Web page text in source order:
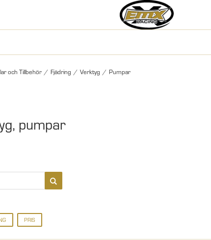
och Tillbehör / Fjädring / Verktyg / Pumpar
pumpar
PRIS